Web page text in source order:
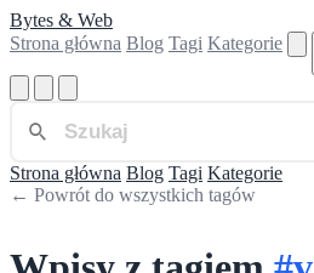
Bytes & Web
Strona główna Blog Tagi Kategorie
Strona główna Blog Tagi Kategorie
← Powrót do wszystkich tagów